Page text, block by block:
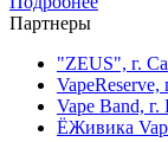
Партнеры
"ZEUS", г.
VapeReserve,
Vape Band, г.
ЁЖивика